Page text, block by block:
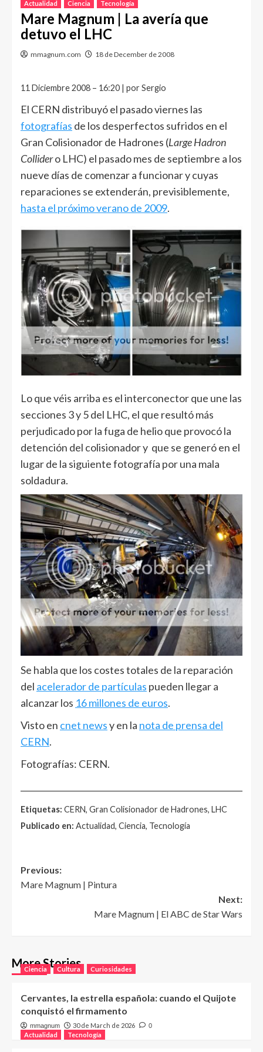
Actualidad Ciencia Tecnología
Mare Magnum | La avería que
detuvo el LHC
mmagnum.com 18 de December de 2008
11 Diciembre 2008 – 16:20 | por Sergio
El CERN distribuyó el pasado viernes las
fotografías de los desperfectos sufridos en el
Gran Colisionador de Hadrones (Large Hadron
Collidero LHC) el pasado mes de septiembre a los
nueve días de comenzar a funcionar y cuyas
reparaciones se extenderán, previsiblemente,
hasta el próximo verano de 2009.
Lo que véis arriba es el interconector que une las
secciones 3 y 5 del LHC, el que resultó más
perjudicado por la fuga de helio que provocó la
detención del colisionador y que se generó en el
lugar de la siguiente fotografía por una mala
soldadura.
Se habla que los costes totales de la reparación
del acelerador de partículas pueden llegar a
alcanzar los 16 millones de euros.
Visto en cnet newsy en la nota de prensa del
CERN.
Fotografías: CERN.
Etiquetas: CERN, Gran Colisionador de Hadrones, LHC
Publicado en: Actualidad, Ciencia, Tecnología
Post
navigation
Previous:
Mare Magnum | Pintura
Next:
Mare Magnum | El ABC de Star Wars
More Stories
Ciencia Cultura Curiosidades
Cervantes, la estrella española: cuando el Quijote
conquistó el firmamento
mmagnum 30 de March de 2026 0
Actualidad Tecnología